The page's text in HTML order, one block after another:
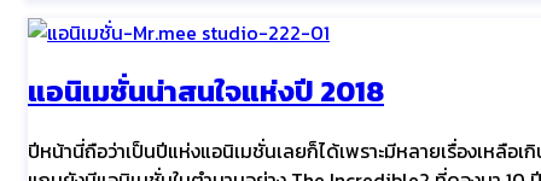
แอนิเมชั่นน่าสนใจแห่งปี 2018
ปีหน้านี่ถือว่าเป็นปีแห่งแอนิเมชั่นเลยก็ได้เพราะมีหลายเรื่องเหลือเ